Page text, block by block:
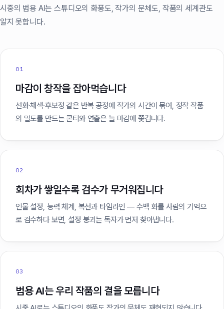
시중의 범용 AI는 스튜디오의 화풍도, 작가의 문체도, 작품의 세계관도
알지 못합니다.
01
마감이 창작을 잡아먹습니다
선화·채색·후보정 같은 반복 공정에 작가의 시간이 묶여, 정작 작품
의 밀도를 만드는 콘티와 연출은 늘 마감에 쫓깁니다.
02
회차가 쌓일수록 검수가 무거워집니다
인물 설정, 능력 체계, 복선과 타임라인 — 수백 화를 사람의 기억으
로 검수하다 보면, 설정 붕괴는 독자가 먼저 찾아냅니다.
03
범용 AI는 우리 작품의 결을 모릅니다